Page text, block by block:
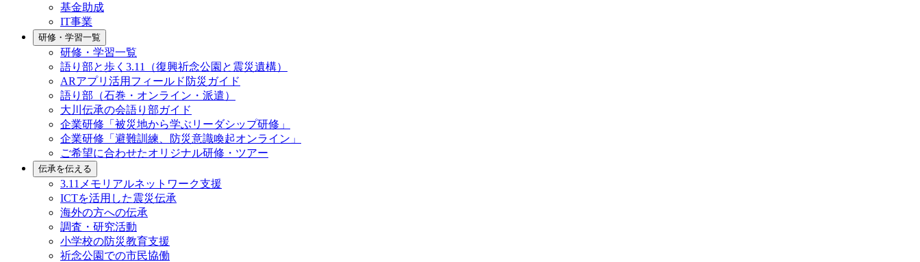
基金助成
IT事業
研修・学習一覧
研修・学習一覧
語り部と歩く3.11（復興祈念公園と震災遺構）
ARアプリ活用フィールド防災ガイド
語り部（石巻・オンライン・派遣）
大川伝承の会語り部ガイド
企業研修「被災地から学ぶリーダシップ研修」
企業研修「避難訓練、防災意識喚起オンライン」
ご希望に合わせたオリジナル研修・ツアー
伝承を伝える
3.11メモリアルネットワーク支援
ICTを活用した震災伝承
海外の方への伝承
調査・研究活動
小学校の防災教育支援
祈念公園での市民協働